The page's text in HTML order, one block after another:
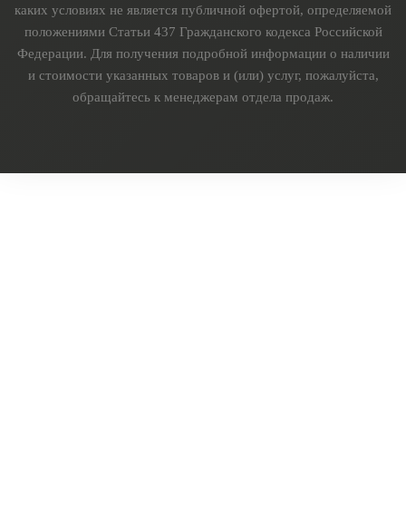
каких условиях не является публичной офертой, определяемой
положениями Статьи 437 Гражданского кодекса Российской
Федерации. Для получения подробной информации о наличии
и стоимости указанных товаров и (или) услуг, пожалуйста,
обращайтесь к менеджерам отдела продаж.